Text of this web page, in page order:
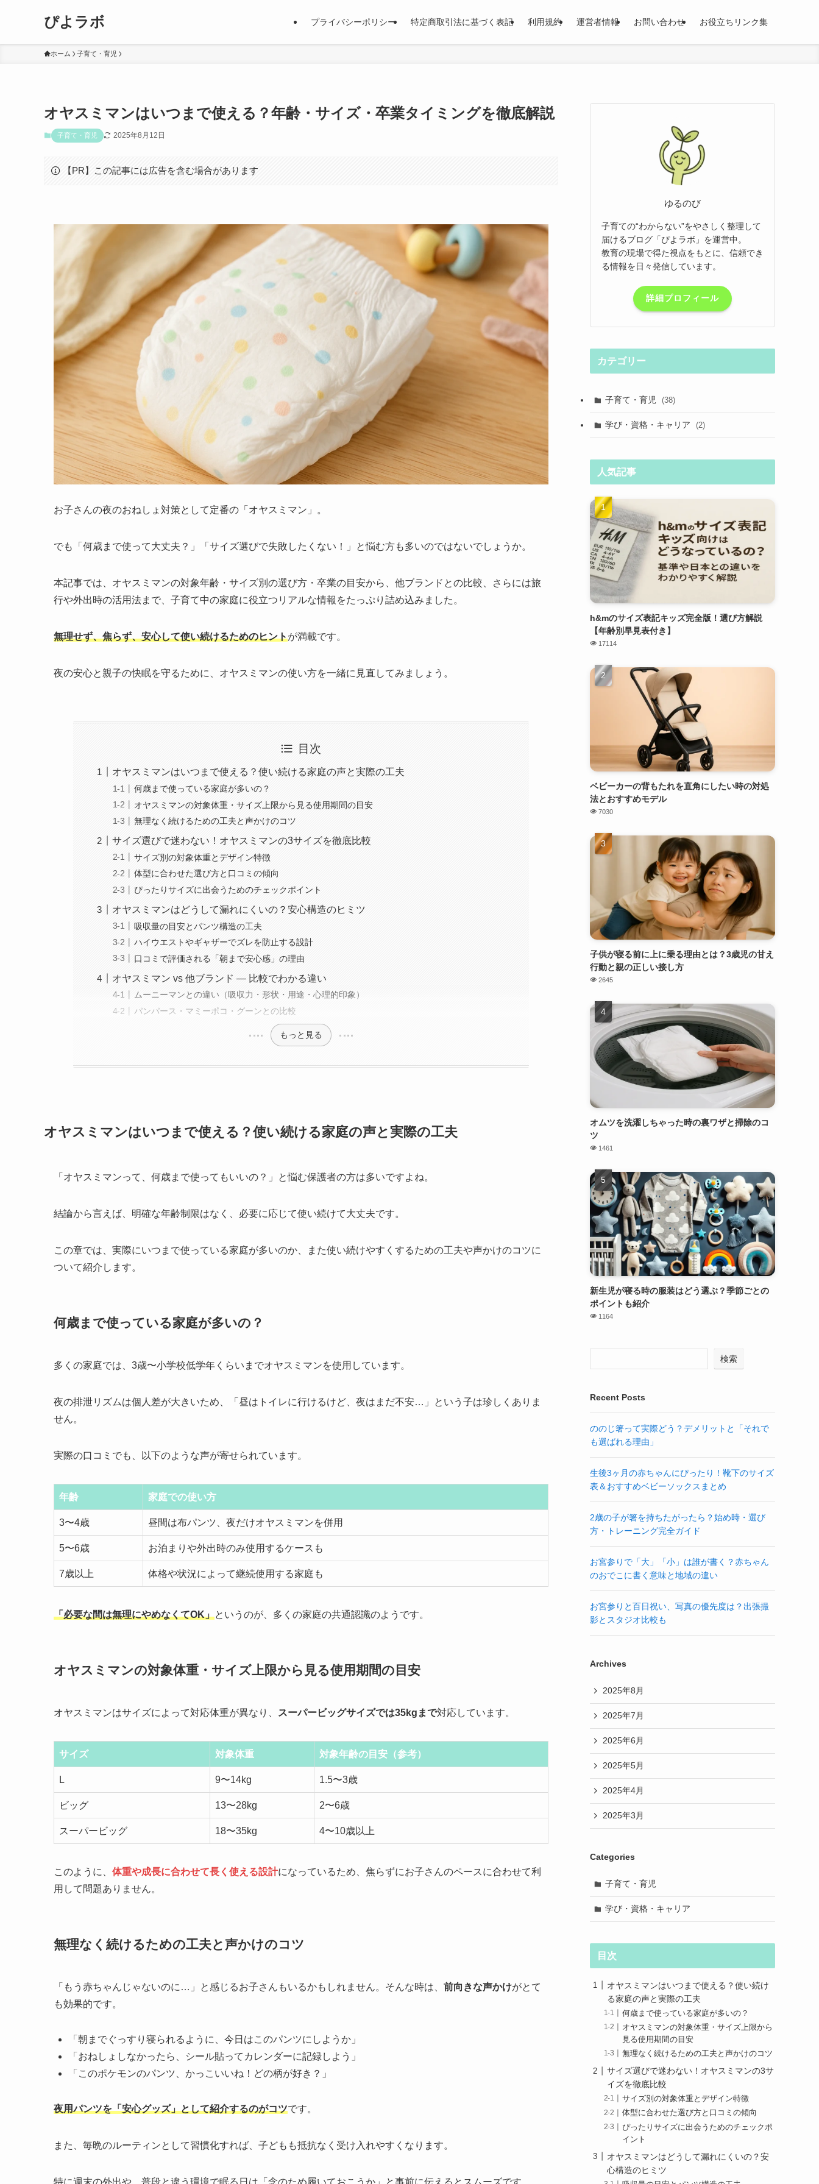
ぴよラボ プライバシーポリシー 特定商取引法に基づく表記 利用規約 運営者情報 お問い合わせ お役立ちリンク集
ホーム 子育て・育児
オヤスミマンはいつまで使える？年齢・サイズ・卒業タイミングを徹底解説
子育て・育児 2025年8月12日
【PR】この記事には広告を含む場合があります
お子さんの夜のおねしょ対策として定番の「オヤスミマン」。
でも「何歳まで使って大丈夫？」「サイズ選びで失敗したくない！」と悩む方も多いのではないでしょうか。
本記事では、オヤスミマンの対象年齢・サイズ別の選び方・卒業の目安から、他ブランドとの比較、さらには旅
行や外出時の活用法まで、子育て中の家庭に役立つリアルな情報をたっぷり詰め込みました。
無理せず、焦らず、安心して使い続けるためのヒントが満載です。
夜の安心と親子の快眠を守るために、オヤスミマンの使い方を一緒に見直してみましょう。
目次
オヤスミマンはいつまで使える？使い続ける家庭の声と実際の工夫
何歳まで使っている家庭が多いの？
オヤスミマンの対象体重・サイズ上限から見る使用期間の目安
無理なく続けるための工夫と声かけのコツ
サイズ選びで迷わない！オヤスミマンの3サイズを徹底比較
サイズ別の対象体重とデザイン特徴
体型に合わせた選び方と口コミの傾向
ぴったりサイズに出会うためのチェックポイント
オヤスミマンはどうして漏れにくいの？安心構造のヒミツ
吸収量の目安とパンツ構造の工夫
ハイウエストやギャザーでズレを防止する設計
口コミで評価される「朝まで安心感」の理由
オヤスミマン vs 他ブランド — 比較でわかる違い
ムーニーマンとの違い（吸収力・形状・用途・心理的印象）
パンパース・マミーポコ・グーンとの比較
もっと見る
オヤスミマンはいつまで使える？使い続ける家庭の声と実際の工夫
「オヤスミマンって、何歳まで使ってもいいの？」と悩む保護者の方は多いですよね。
結論から言えば、明確な年齢制限はなく、必要に応じて使い続けて大丈夫です。
この章では、実際にいつまで使っている家庭が多いのか、また使い続けやすくするための工夫や声かけのコツに
ついて紹介します。
何歳まで使っている家庭が多いの？
多くの家庭では、3歳〜小学校低学年くらいまでオヤスミマンを使用しています。
夜の排泄リズムは個人差が大きいため、「昼はトイレに行けるけど、夜はまだ不安…」という子は珍しくありま
せん。
実際の口コミでも、以下のような声が寄せられています。
年齢 家庭での使い方
3〜4歳 昼間は布パンツ、夜だけオヤスミマンを併用
5〜6歳 お泊まりや外出時のみ使用するケースも
7歳以上 体格や状況によって継続使用する家庭も
「必要な間は無理にやめなくてOK」というのが、多くの家庭の共通認識のようです。
オヤスミマンの対象体重・サイズ上限から見る使用期間の目安
オヤスミマンはサイズによって対応体重が異なり、 スーパービッグサイズでは35kgまで対応しています。
サイズ 対象体重 対象年齢の目安（参考）
L 9〜14kg 1.5〜3歳
ビッグ 13〜28kg 2〜6歳
スーパービッグ 18〜35kg 4〜10歳以上
このように、 体重や成長に合わせて長く使える設計になっているため、焦らずにお子さんのペースに合わせて利
用して問題ありません。
無理なく続けるための工夫と声かけのコツ
「もう赤ちゃんじゃないのに…」と感じるお子さんもいるかもしれません。そんな時は、 前向きな声かけがとて
も効果的です。
「朝までぐっすり寝られるように、今日はこのパンツにしようか」
「おねしょしなかったら、シール貼ってカレンダーに記録しよう」
「このポケモンのパンツ、かっこいいね！どの柄が好き？」
夜用パンツを「安心グッズ」として紹介するのがコツです。
また、毎晩のルーティンとして習慣化すれば、子どもも抵抗なく受け入れやすくなります。
特に週末の外出や、普段と違う環境で眠る日は「念のため履いておこうか」と事前に伝えるとスムーズです。
ゆるのび
子育ての“わからない”をやさしく整理して
届けるブログ「ぴよラボ」を運営中。
教育の現場で得た視点をもとに、信頼でき
る情報を日々発信しています。
詳細プロフィール
カテゴリー
子育て・育児 (38)
学び・資格・キャリア (2)
人気記事
h&mのサイズ表記キッズ完全版！選び方解説
【年齢別早見表付き】
17114
ベビーカーの背もたれを直角にしたい時の対処
法とおすすめモデル
7030
子供が寝る前に上に乗る理由とは？3歳児の甘え
行動と親の正しい接し方
2645
オムツを洗濯しちゃった時の裏ワザと掃除のコ
ツ
1461
新生児が寝る時の服装はどう選ぶ？季節ごとの
ポイントも紹介
1164
検索
Recent Posts
ののじ箸って実際どう？デメリットと「それで
も選ばれる理由」
生後3ヶ月の赤ちゃんにぴったり！靴下のサイズ
表＆おすすめベビーソックスまとめ
2歳の子が箸を持ちたがったら？始め時・選び
方・トレーニング完全ガイド
お宮参りで「大」「小」は誰が書く？赤ちゃん
のおでこに書く意味と地域の違い
お宮参りと百日祝い、写真の優先度は？出張撮
影とスタジオ比較も
Archives
2025年8月
2025年7月
2025年6月
2025年5月
2025年4月
2025年3月
Categories
子育て・育児
学び・資格・キャリア
目次
オヤスミマンはいつまで使える？使い続け
る家庭の声と実際の工夫
何歳まで使っている家庭が多いの？
オヤスミマンの対象体重・サイズ上限から
見る使用期間の目安
無理なく続けるための工夫と声かけのコツ
サイズ選びで迷わない！オヤスミマンの3サ
イズを徹底比較
サイズ別の対象体重とデザイン特徴
体型に合わせた選び方と口コミの傾向
ぴったりサイズに出会うためのチェックポ
イント
オヤスミマンはどうして漏れにくいの？安
心構造のヒミツ